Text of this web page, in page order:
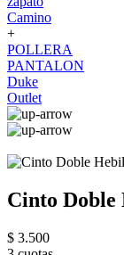
Camino
+
POLLERA
PANTALON
Duke
Outlet
Cinto Doble
$ 3.500